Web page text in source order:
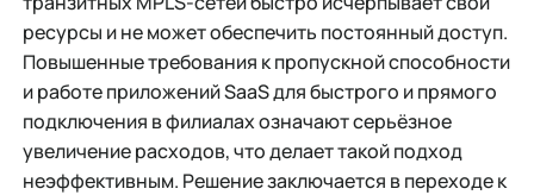
ресурсы и не может обеспечить постоянный доступ.
Повышенные требования к пропускной способности
и работе приложений SaaS для быстрого и прямого
подключения в филиалах означают серьёзное
увеличение расходов, что делает такой подход
неэффективным. Решение заключается в переходе к